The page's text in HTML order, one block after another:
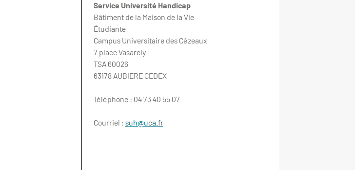
Service Université Handicap
Bâtiment de la Maison de la Vie
Étudiante
Campus Universitaire des Cézeaux
7 place Vasarely
TSA 60026
63178 AUBIERE CEDEX
Téléphone : 04 73 40 55 07
Courriel : suh@uca.fr